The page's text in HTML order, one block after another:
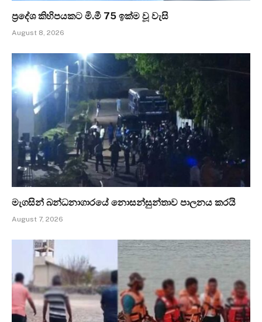
ප්‍රදේශ කිහිපයකට මි.මී 75 ඉක්ම වූ වැසි
August 8, 2026
මැගසින් බන්ධනාගාරයේ නොසන්සුන්තාව පාලනය කරයි
August 7, 2026